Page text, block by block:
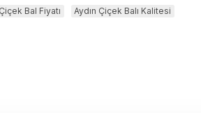
Bal Fiyatı Aydın Çiçek Balı Kalitesi